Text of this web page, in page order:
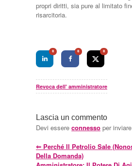
propri diritti, sia pure al limitato
risarcitoria.
0 0 0
Revoca dell' amministratore
Lascia un commento
Devi essere connesso per
⇐ Perché Il Petrolio Sale
Della Domanda)